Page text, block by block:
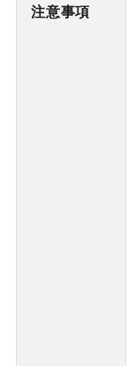
注意事項